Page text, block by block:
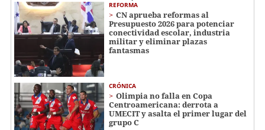
REFORMA
CN aprueba reformas al
Presupuesto 2026 para potenciar
conectividad escolar, industria
militar y eliminar plazas
fantasmas
CRÓNICA
Olimpia no falla en Copa
Centroamericana: derrota a
UMECIT y asalta el primer lugar del
grupo C